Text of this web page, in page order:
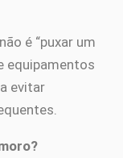
é “puxar um
equipamentos
evitar